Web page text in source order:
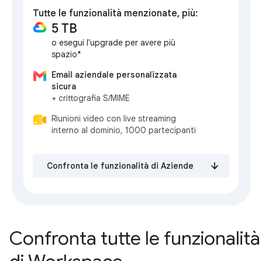
Tutte le funzionalità menzionate, più:
5 TB
o esegui l'upgrade per avere più
spazio*
Email aziendale personalizzata
sicura
+ crittografia S/MIME
Riunioni video con live streaming
interno al dominio, 1000 partecipanti
Confronta le funzionalità di Aziende
Confronta tutte le funzionalità